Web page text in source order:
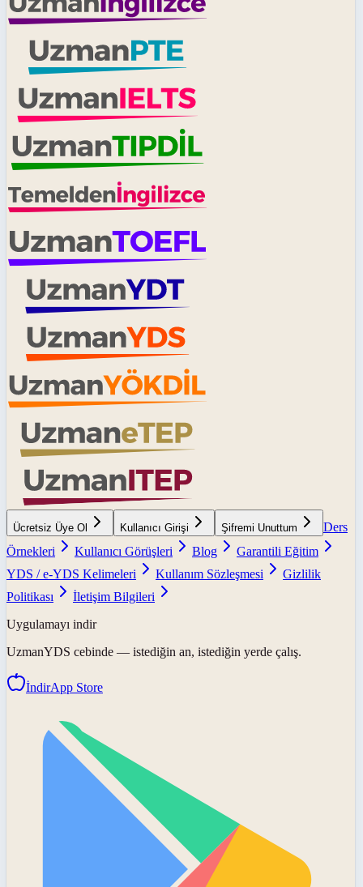
Ücretsiz Üye Ol Kullanıcı Girişi Şifremi Unuttum
Ders
Örnekleri
Kullanıcı Görüşleri Blog
Garantili Eğitim
YDS / e-YDS Kelimeleri
Kullanım Sözleşmesi
Gizlilik
Politikası
İletişim Bilgileri
Uygulamayı indir
UzmanYDS cebinde — istediğin an, istediğin yerde çalış.
İndirApp Store